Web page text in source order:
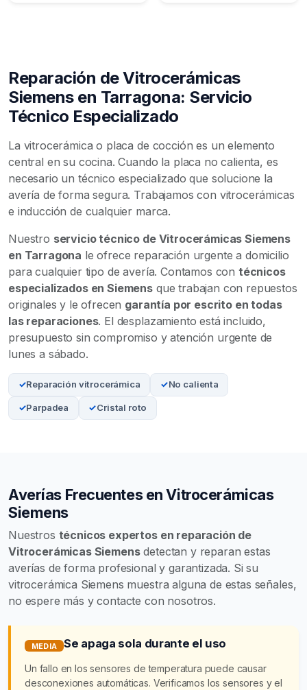
Reparación de Vitrocerámicas
Siemens en Tarragona: Servicio
Técnico Especializado
La vitrocerámica o placa de cocción es un elemento
central en su cocina. Cuando la placa no calienta, es
necesario un técnico especializado que solucione la
avería de forma segura. Trabajamos con vitrocerámicas
e inducción de cualquier marca.
Nuestro servicio técnico de Vitrocerámicas Siemens
en Tarragona le ofrece reparación urgente a domicilio
para cualquier tipo de avería. Contamos con técnicos
especializados en Siemens que trabajan con repuestos
originales y le ofrecen garantía por escrito en todas
las reparaciones. El desplazamiento está incluido,
presupuesto sin compromiso y atención urgente de
lunes a sábado.
Reparación vitrocerámica No calienta
Parpadea Cristal roto
Averías Frecuentes en Vitrocerámicas
Siemens
Nuestros técnicos expertos en reparación de
Vitrocerámicas Siemensdetectan y reparan estas
averías de forma profesional y garantizada. Si su
vitrocerámica Siemens muestra alguna de estas señales,
no espere más y contacte con nosotros.
MEDIA Se apaga sola durante el uso
Un fallo en los sensores de temperatura puede causar
desconexiones automáticas. Verificamos los sensores y el